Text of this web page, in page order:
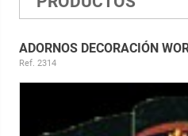
ADORNOS DECORACIÓN
Ref. 2314